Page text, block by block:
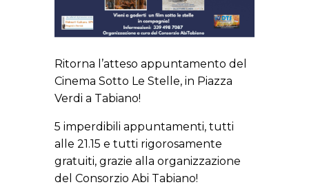
Ritorna l’atteso appuntamento del
Cinema Sotto Le Stelle, in Piazza
Verdi a Tabiano!
5 imperdibili appuntamenti, tutti
alle 21.15 e tutti rigorosamente
gratuiti, grazie alla organizzazione
del Consorzio Abi Tabiano!